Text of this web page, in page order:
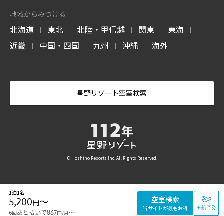
1泊1名
5,200円〜
6回あと払いで867円/月〜
空室検索
当サイトが最もお得 ＋航空券
地域からみつける
北海道 | 東北 | 北陸・甲信越 | 関東 | 東海 |
近畿 | 中国・四国 | 九州 | 沖縄 | 海外
星野リゾート空室検索
© Hoshino Resorts Inc. All Rights Reserved.